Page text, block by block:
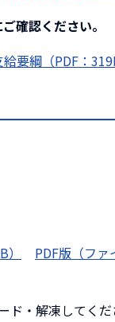
確認ください。
要綱（PDF：
PDF版（ファ
・解凍してくだ